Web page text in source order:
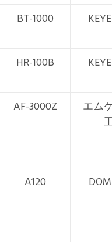
BT-1000
HR-100B
AF-3000Z
エム
A120